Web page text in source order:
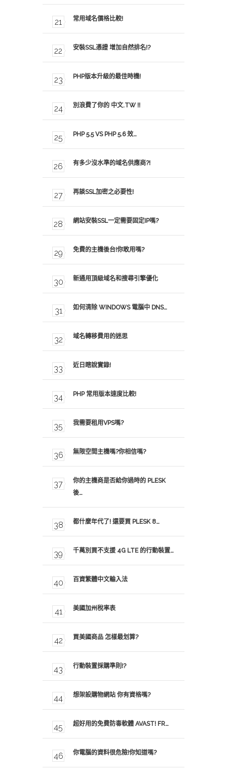
常用域名價格比較!
安裝SSL憑證 增加自然排名!?
PHP版本升級的最佳時機!
別浪費了你的 中文.TW !!
PHP 5.5 VS PHP 5.6 效…
有多少沒水準的域名供應商?!
再談SSL加密之必要性!
網站安裝SSL一定需要固定IP嗎?
免費的主機後台!你敢用嗎?
新通用頂級域名和搜尋引擎優化
如何清除 WINDOWS 電腦中 DNS…
域名轉移費用的迷思
近日瞎說實錄!
PHP 常用版本速度比較!
我需要租用VPS嗎?
無限空間主機嗎?你相信嗎?
你的主機商是否給你過時的 PLESK
後…
都什麼年代了! 還要買 PLESK 8…
千萬別買不支援 4G LTE 的行動裝置…
百資繁體中文輸入法
美國加州稅率表
買美國商品 怎樣最划算?
行動裝置採購準則!?
想架設購物網站 你有資格嗎?
超好用的免費防毒軟體 AVAST! FR…
你電腦的資料很危險!你知道嗎?